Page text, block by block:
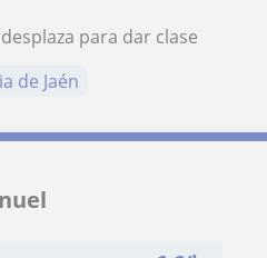
para dar clase
de Jaén